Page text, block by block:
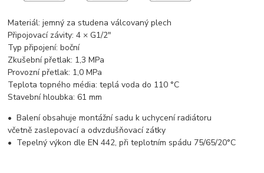
Materiál:jemný za studena válcovaný plech
Připojovací závity: 4 × G1/2"
Typ připojení: boční
Zkušební přetlak: 1,3 MPa
Provozní přetlak: 1,0 MPa
Teplota topného média: teplá voda do 110 °C
Stavební hloubka: 61 mm
• Balení obsahuje montážní sadu k uchycení radiátoru
včetně zaslepovací a odvzdušňovací zátky
• Tepelný výkon dle EN 442, při teplotním spádu 75/65/20°C